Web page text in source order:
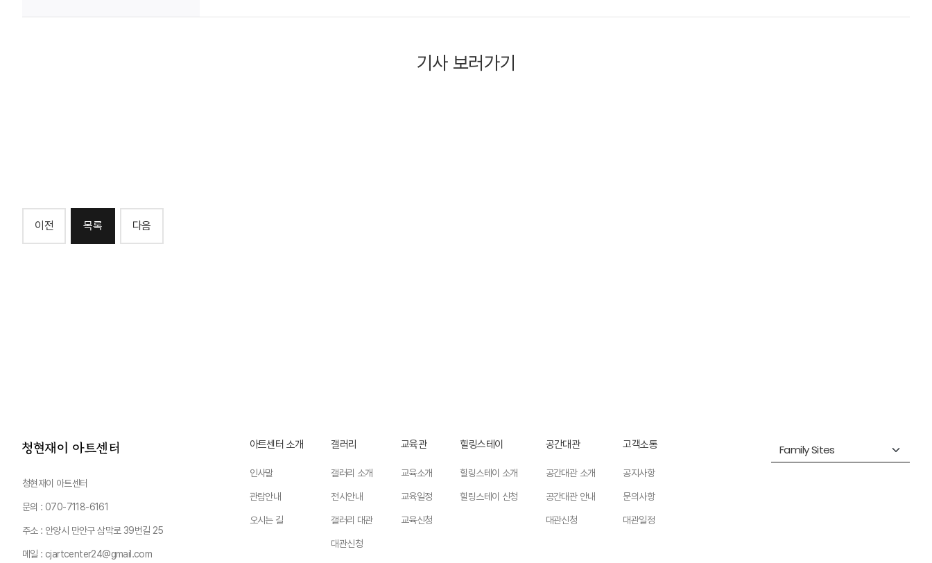
기사 보러가기
이전 목록 다음
청현재이 아트센터
문의 : 070-7118-6161
주소 : 안양시 만안구 삼막로 39번길 25
메일 : cjartcenter24@gmail.com
아트센터 소개
인사말
관람안내
오시는 길
갤러리
갤러리 소개
전시안내
갤러리 대관
대관신청
교육관
교육소개
교육일정
교육신청
힐링스테이
힐링스테이 소개
힐링스테이 신청
공간대관
공간대관 소개
공간대관 안내
대관신청
고객소통
공지사항
문의사항
대관일정